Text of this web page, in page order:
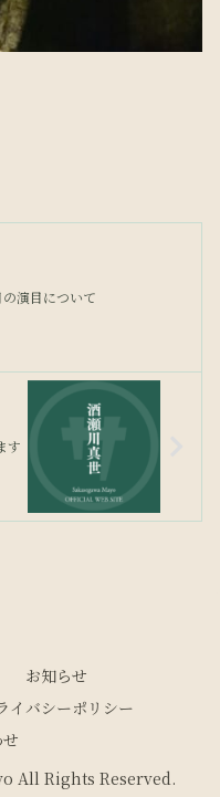
演目について
す
お知らせ
イバシーポリシー
All Rights Reserved.